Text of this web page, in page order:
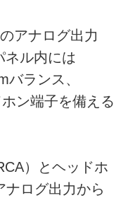
アナログ出力
ネル内には
ランス、
ン端子を備える
）とヘッドホ
ナログ出力から